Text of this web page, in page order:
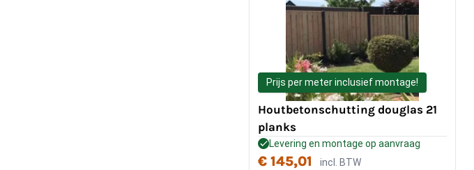
Prijs per meter inclusief montage!
Houtbetonschutting douglas 21
planks
Levering en montage op aanvraag
€ 145,01 incl. BTW